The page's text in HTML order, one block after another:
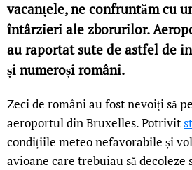
vacanțele, ne confruntăm cu
întârzieri ale zborurilor.
au raportat sute de astfel de
și numeroși români.
Zeci de români au fost nevoiți să
aeroportul din Bruxelles. Potrivit
condițiile meteo nefavorabile și
avioane care trebuiau să decoleze